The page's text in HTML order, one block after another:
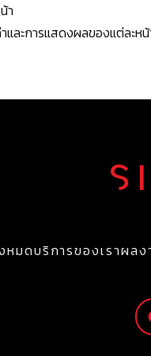
า
ละการแสดงผลของแต่ละห
หมดบริการของเราผลง